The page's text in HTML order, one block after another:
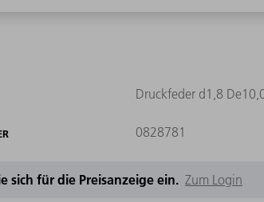
Druckfeder d1,8
0828781
sich für die Preisanzeige ein. Zum Login